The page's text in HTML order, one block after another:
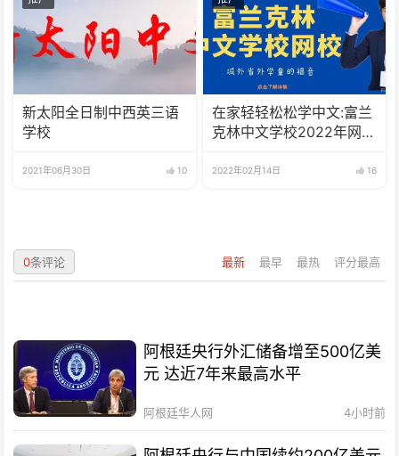
新太阳全日制中西英三语
学校
2021年06月30日 10
在家轻轻松松学中文:富兰
克林中文学校2022年网校
2022年02月14日 16
最新 最早 最热 评分最高
0条评论
阿根廷央行外汇储备增至500亿美
元 达近7年来最高水平
阿根廷华人网 4小时前